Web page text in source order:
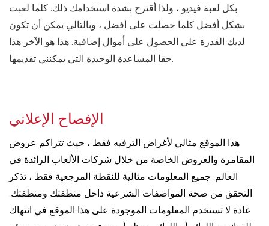
بكل لعبة فيديو ، ولذا أقترح بشدة استخدامك ذلك. كلما لعبت
بشكل أفضل كلما حصلت على أفضل ، وبالتالي يمكن أن تكون
لديك القدرة على الحصول على أموال إضافية. هذا هو الآخر هذا
حقا المساعدة الوحيدة التي يمكنني تقديمها.
الإفصاح الإعلاني
هذا الموقع مثالي لأغراض الترفيه فقط ، حيث تتراكم عروض
المقامرة والعروض الخاصة من خلال شركات الألعاب الرائدة في
العالم. جميع المعلومات مثالية للنقطة المرجعية فقط ، تذكر
التحقق من صحة المواصفات الشرعية داخل منطقتك ومنطقتك.
عادة لا تستخدم المعلومات الموجودة على هذا الموقع في انتهاك